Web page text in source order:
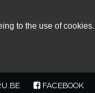
to the use of cookies.
FACEBOOK